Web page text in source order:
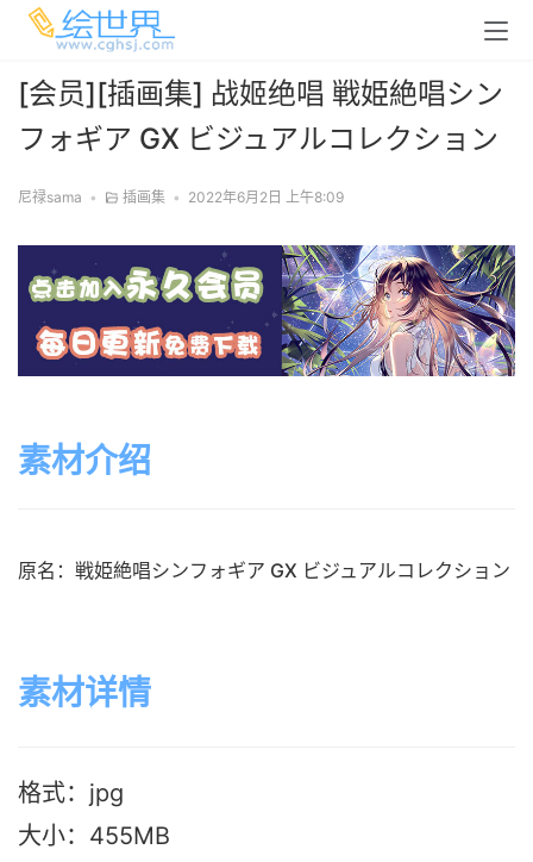
[会员][插画集] 战姬绝唱 戦姫絶唱シン
フォギア GX ビジュアルコレクション
尼禄sama • 插画集 • 2022年6月2日 上午8:09
素材介绍
原名：戦姫絶唱シンフォギア GX ビジュアルコレクション
素材详情
格式：jpg
大小：455MB